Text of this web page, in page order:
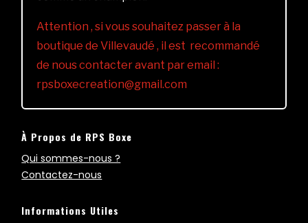
Attention , si vous souhaitez passer à la
boutique de Villevaudé , il est recommandé
de nous contacter avant par email :
rpsboxecreation@gmail.com
À Propos de RPS Boxe
Qui sommes-nous ?
Contactez-nous
Informations Utiles